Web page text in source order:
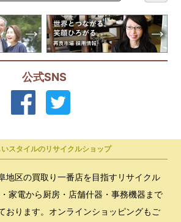
公式SNS
スタイルのリサイクルショップ
地区の買取り一番店を目指すリサイクル
家電から厨房・店舗什器・事務機器まで
おります。オンラインショッピングもご